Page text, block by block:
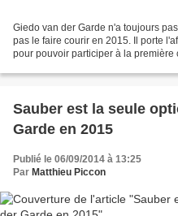
Giedo van der Garde n'a toujours
pas le faire courir en 2015. Il porte
pour pouvoir participer à la première
Sauber est la seule
Garde en 2015
Publié le 06/09/2014 à 13:25
Par Matthieu Piccon